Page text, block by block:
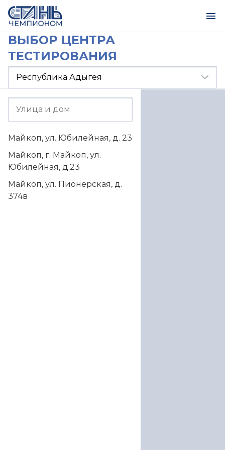
ВЫБОР ЦЕНТРА
ТЕСТИРОВАНИЯ
Майкоп, ул. Юбилейная, д. 23
Майкоп, г. Майкоп, ул.
Юбилейная, д.23
Майкоп, ул. Пионерская, д.
374в